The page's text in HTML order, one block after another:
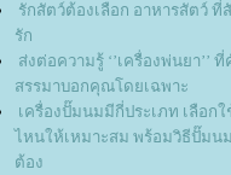
รักสัตว์ต้องเลือก อาหารสัตว์ ที่
รัก
ส่งต่อความรู้ ‘’เครื่องพ่นยา’’ ที่
สรรมาบอกคุณโดยเฉพาะ
เครื่องปั๊มนมมีกี่ประเภท เลือก
ไหนให้เหมาะสม พร้อมวิธีปั๊มน
ต้อง